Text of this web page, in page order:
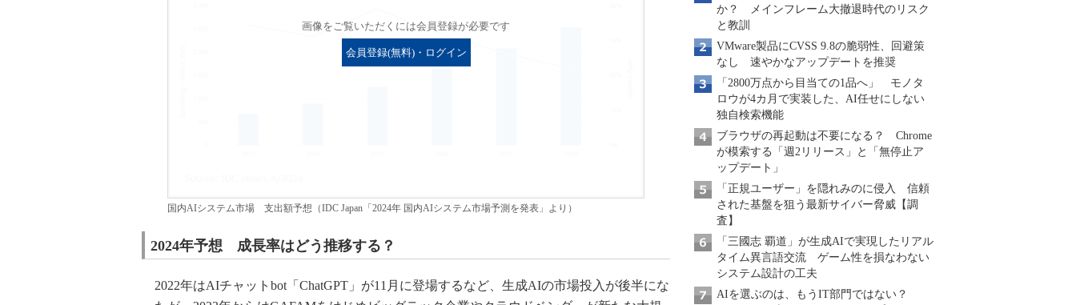
画像をご覧いただくには会員登録が必要です
会員登録(無料)・ログイン
国内AIシステム市場 支出額予想（IDC Japan「2024年 国内AIシステム市場予測を発表」より）
2024年予想 成長率はどう推移する？
2022年はAIチャットbot「ChatGPT」が11月に登場するなど、生成AIの市場投入が後半にな
か？ メインフレーム大撤退時代のリスク
と教訓
VMware製品にCVSS 9.8の脆弱性、回避策
なし 速やかなアップデートを推奨
「2800万点から目当ての1品へ」 モノタ
ロウが4カ月で実装した、AI任せにしない
独自検索機能
ブラウザの再起動は不要になる？ Chrome
が模索する「週2リリース」と「無停止ア
ップデート」
「正規ユーザー」を隠れみのに侵入 信頼
された基盤を狙う最新サイバー脅威【調
査】
「三國志 覇道」が生成AIで実現したリアル
タイム異言語交流 ゲーム性を損なわない
システム設計の工夫
AIを選ぶのは、もうIT部門ではない？